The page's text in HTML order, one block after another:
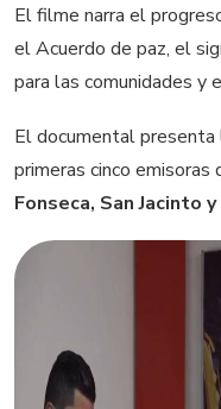
El filme narra el
el Acuerdo de paz, el
para las comunidades y
El documental
primeras cinco emisoras
Fonseca, San Jacinto